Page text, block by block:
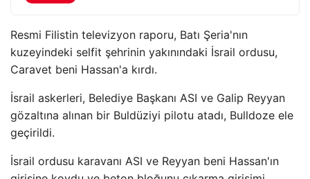
Resmi Filistin televizyon raporu, Batı Şeria'nın
kuzeyindeki selfit şehrinin yakınındaki İsrail ordusu,
Caravet beni Hassan'a kırdı.
İsrail askerleri, Belediye Başkanı ASI ve Galip Reyyan
gözaltına alınan bir Buldüziyi pilotu atadı, Bulldoze ele
geçirildi.
İsrail ordusu karavanı ASI ve Reyyan beni Hassan'ın